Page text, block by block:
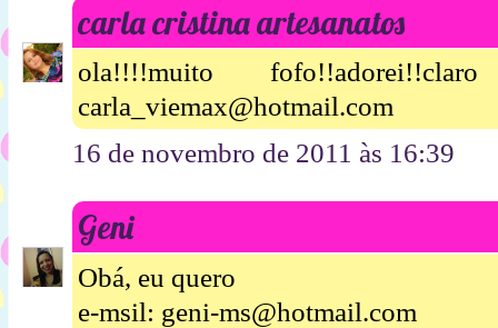
carla cristina artesanatos
ola!!!!muito
carla_viemax@hotmail.com
16 de novembro de 2011 às 16:39
Geni
Obá, eu quero
e-msil: geni-ms@hotmail.com